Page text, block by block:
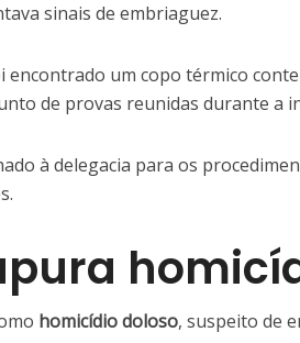
sinais de embriaguez.
um copo térmico
de provas reunidas durante a
à delegacia para os
homicídio doloso, suspeito de